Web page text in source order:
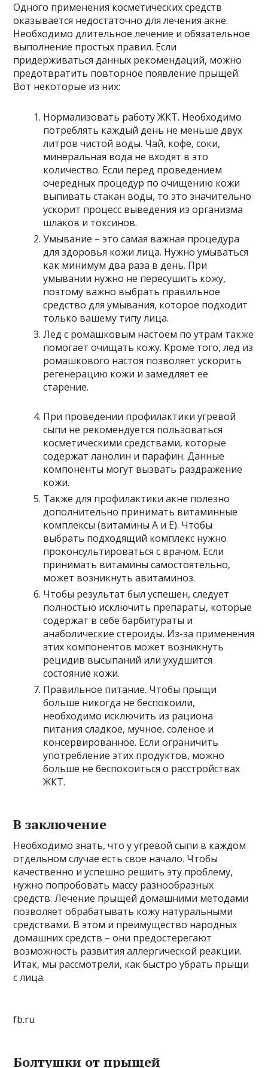
Одного применения косметических средств
оказывается недостаточно для лечения акне.
Необходимо длительное лечение и обязательное
выполнение простых правил. Если
придерживаться данных рекомендаций, можно
предотвратить повторное появление прыщей.
Вот некоторые из них:
Нормализовать работу ЖКТ. Необходимо
потреблять каждый день не меньше двух
литров чистой воды. Чай, кофе, соки,
минеральная вода не входят в это
количество. Если перед проведением
очередных процедур по очищению кожи
выпивать стакан воды, то это значительно
ускорит процесс выведения из организма
шлаков и токсинов.
Умывание – это самая важная процедура
для здоровья кожи лица. Нужно умываться
как минимум два раза в день. При
умывании нужно не пересушить кожу,
поэтому важно выбрать правильное
средство для умывания, которое подходит
только вашему типу лица.
Лед с ромашковым настоем по утрам также
помогает очищать кожу. Кроме того, лед из
ромашкового настоя позволяет ускорить
регенерацию кожи и замедляет ее
старение.
При проведении профилактики угревой
сыпи не рекомендуется пользоваться
косметическими средствами, которые
содержат ланолин и парафин. Данные
компоненты могут вызвать раздражение
кожи.
Также для профилактики акне полезно
дополнительно принимать витаминные
комплексы (витамины А и Е). Чтобы
выбрать подходящий комплекс нужно
проконсультироваться с врачом. Если
принимать витамины самостоятельно,
может возникнуть авитаминоз.
Чтобы результат был успешен, следует
полностью исключить препараты, которые
содержат в себе барбитураты и
анаболические стероиды. Из-за применения
этих компонентов может возникнуть
рецидив высыпаний или ухудшится
состояние кожи.
Правильное питание. Чтобы прыщи
больше никогда не беспокоили,
необходимо исключить из рациона
питания сладкое, мучное, соленое и
консервированное. Если ограничить
употребление этих продуктов, можно
больше не беспокоиться о расстройствах
ЖКТ.
В заключение
Необходимо знать, что у угревой сыпи в каждом
отдельном случае есть свое начало. Чтобы
качественно и успешно решить эту проблему,
нужно попробовать массу разнообразных
средств. Лечение прыщей домашними методами
позволяет обрабатывать кожу натуральными
средствами. В этом и преимущество народных
домашних средств – они предостерегают
возможность развития аллергической реакции.
Итак, мы рассмотрели, как быстро убрать прыщи
с лица.
fb.ru
Болтушки от прыщей